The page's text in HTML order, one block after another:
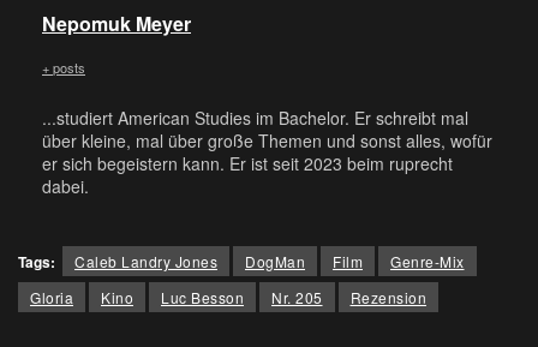
Nepomuk Meyer
+ posts
...studiert American Studies im Bachelor. Er schreibt mal
über kleine, mal über große Themen und sonst alles, wofür
er sich begeistern kann. Er ist seit 2023 beim ruprecht
dabei.
Tags: Caleb Landry Jones DogMan Film
Genre-Mix
Gloria
Kino Luc Besson Nr. 205 Rezension